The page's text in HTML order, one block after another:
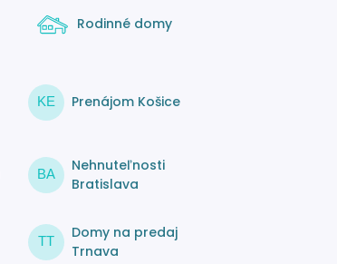
Rodinné domy
KE Prenájom Košice
BA
Nehnuteľnosti
Bratislava
TT
Domy na predaj
Trnava